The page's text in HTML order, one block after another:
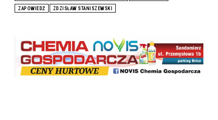
ZAPOWIEDŹ ZDZISŁAW STANISZEWSKI